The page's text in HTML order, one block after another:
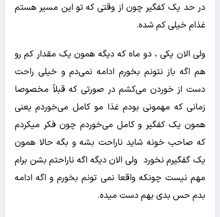
در حد یک کفگیر چون از وقتی که تو این مسیر هستم
غذام خیلی کم شده.
ولی الان یکی ، دو ماه که دیگه همون یک مقدار کم رو
هم اگه باز نتونم بخورم ادامه نمی‌دم و خیلی راحت
دست از خوردن می‌کشم در صورتی که قبلاً مخصوصا
زمانی که مهمونی بودم غذا مو کامل می‌خوردم یعنی
همون یک کفگیر و کامل می‌خوردم چون فکر میکردم
که صاحب خونه شاید ناراحت بشه و بگه حالا همون
یک گفگیرم نخورد ولی الان دیگه اگه ناراحتم بشن برام
مهم نیست چونکه واقعا نمی تونم بخورم و اگه ادامه
بدم حس بدی بهم دست میده.